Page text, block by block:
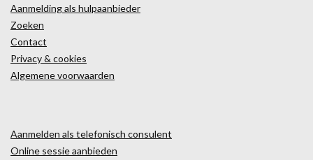
Aanmelding als hulpaanbieder
Zoeken
Contact
Privacy & cookies
Algemene voorwaarden
Aanmelden als telefonisch consulent
Online sessie aanbieden